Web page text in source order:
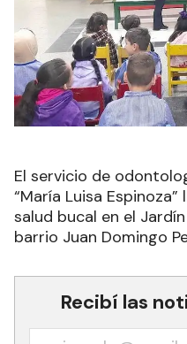
El servicio de
“María Luisa
salud bucal en el Jardín
barrio Juan Domingo
Recibí las